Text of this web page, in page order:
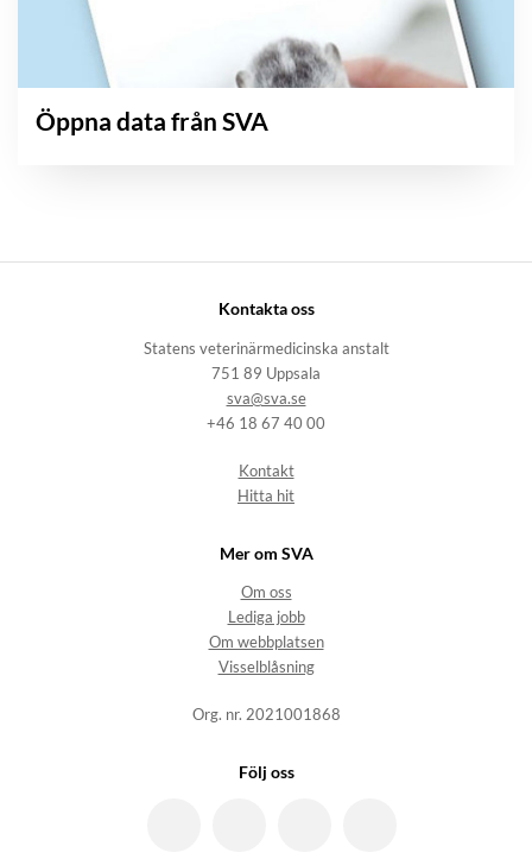
Öppna data från SVA
Kontakta oss
Statens veterinärmedicinska anstalt
751 89 Uppsala
sva@sva.se
+46 18 67 40 00
Kontakt
Hitta hit
Mer om SVA
Om oss
Lediga jobb
Om webbplatsen
Visselblåsning
Org. nr. 2021001868
Följ oss